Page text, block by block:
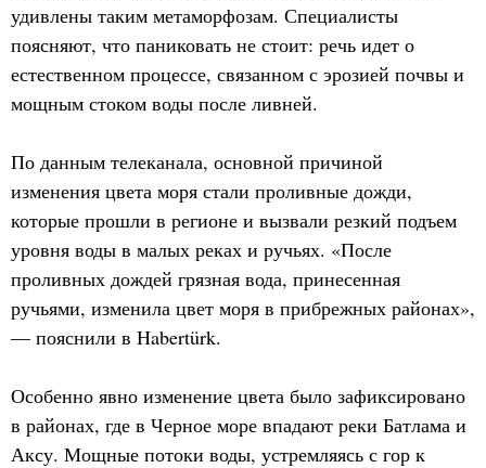
удивлены таким метаморфозам. Специалисты
поясняют, что паниковать не стоит: речь идет о
естественном процессе, связанном с эрозией почвы и
мощным стоком воды после ливней.
По данным телеканала, основной причиной
изменения цвета моря стали проливные дожди,
которые прошли в регионе и вызвали резкий подъем
уровня воды в малых реках и ручьях. «После
проливных дождей грязная вода, принесенная
ручьями, изменила цвет моря в прибрежных районах»,
— пояснили в Habertürk.
Особенно явно изменение цвета было зафиксировано
в районах, где в Черное море впадают реки Батлама и
Аксу. Мощные потоки воды, устремляясь с гор к